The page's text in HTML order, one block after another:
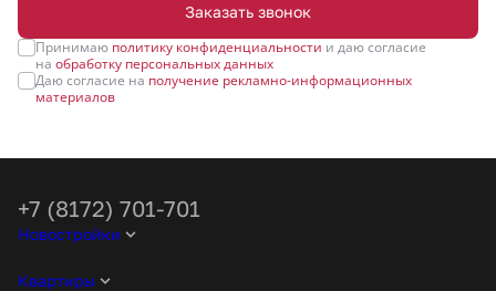
Заказать звонок
Принимаю политику конфиденциальности и даю согласие
на обработку персональных данных
Даю согласие на получение рекламно-информационных
материалов
Новостройки
Квартиры
+7 (8172) 701-701